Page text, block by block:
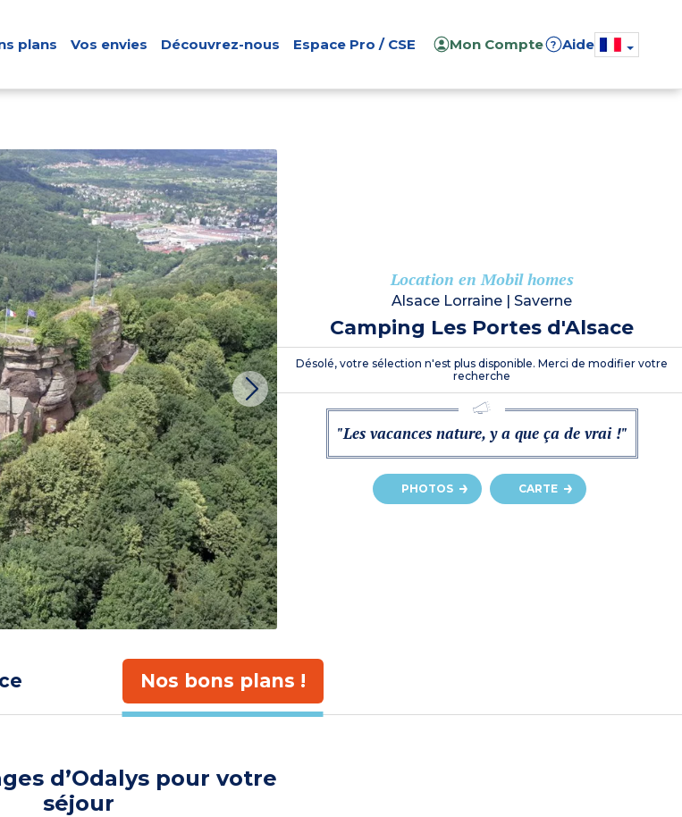
plans Vos envies Découvrez-nous Espace Pro / CSE Mon Compte ? Aide
Location en Mobil homes
Alsace Lorraine Saverne
Camping Les Portes d'Alsace
Désolé, votre sélection n'est plus disponible. Merci de modifier votre
recherche
"Les vacances nature, y a que ça de vrai !"
PHOTOS CARTE
Nos bons plans !
d’Odalys pour votre
séjour